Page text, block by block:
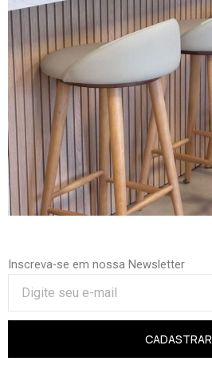
Inscreva-se em nossa Newsletter
CADASTRAR